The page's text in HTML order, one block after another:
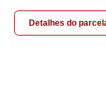
Detalhes do